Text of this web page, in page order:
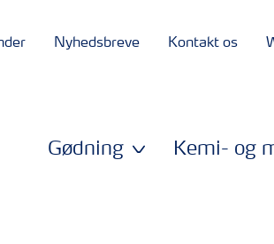
Nyhedsbreve Kontakt os
Gødning Kemi- og